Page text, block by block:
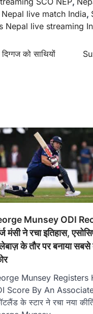
live match India,
Nepal live streaming
को साथियों
Munsey ODI
मंसी ने रचा इतिहास,
के तौर पर बनाया सबसे
Munsey Registers
Score By An Associate
के स्टार ने रचा नया